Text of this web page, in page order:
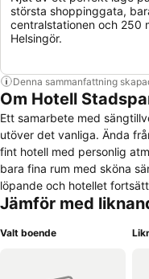
största shoppinggata,
centralstationen och 250
Helsingör.
Denna sammanfattning
Om Hotell
Ett samarbete med
utöver det vanliga. Ända från starten har målet varit att skapa ett
fint hotell med personlig
bara fina rum med sköna
löpande och hotellet
mål - att du som gäst ska
alla rum är att de har
Jämför med
Valt boende